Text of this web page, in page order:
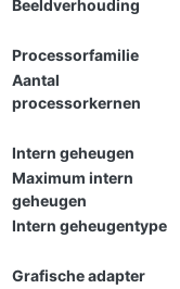
Beeldverhouding
Processorfamilie
Aantal
processorkernen
Intern geheugen
Maximum intern
geheugen
Intern geheugentype
Grafische adapter